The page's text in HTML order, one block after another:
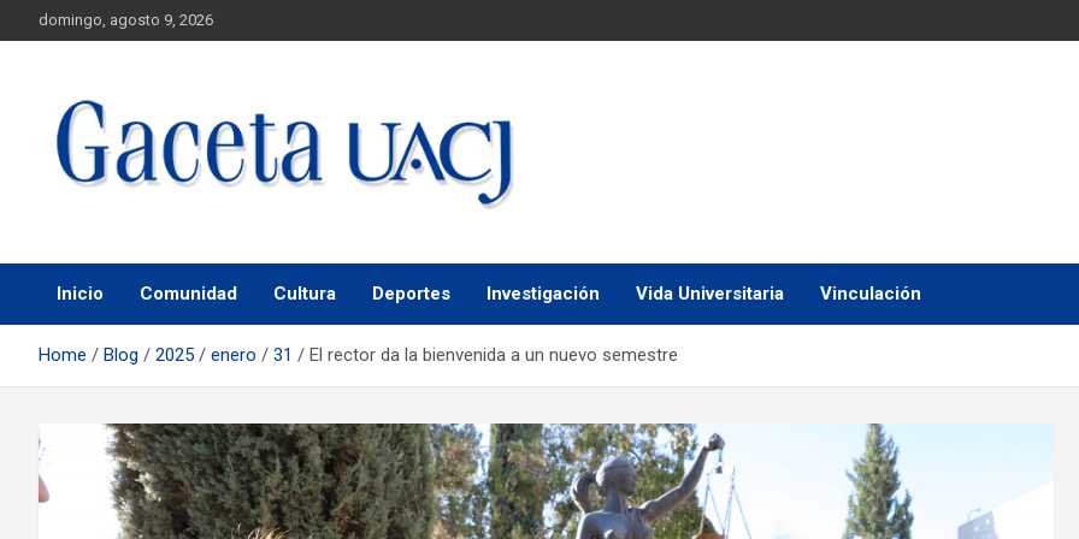
domingo, agosto 9, 2026
Gaceta UACJ
Inicio Comunidad Cultura Deportes Investigación Vida Universitaria Vinculación
Home Blog 2025 enero 31 El rector da la bienvenida a un nuevo semestre